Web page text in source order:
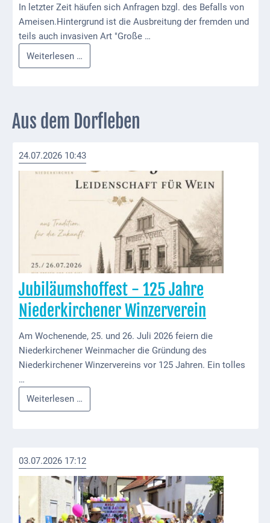
1816
Schulbilder
Datenschutz
und Events
Freizeit
Wandern/Nord.Walking
VG
Musikschule
und VHS
Wein &
Genuss
Fest um
Wein- &
Destillerien
In letzter Zeit häufen sich Anfragen bzgl. des Befalls von
Ameisen.Hintergrund ist die Ausbreitung der fremden und
teils auch invasiven Art "Große …
Weiterlesen …
zur
(Tapinoma
magnum)
Aus dem Dorfleben
24.07.2026 10:43
Jubiläumshoffest - 125 Jahre
Niederkirchener Winzerverein
Am Wochenende, 25. und 26. Juli 2026 feiern die
Niederkirchener Weinmacher die Gründung des
Niederkirchener Winzervereins vor 125 Jahren. Ein tolles
…
Weiterlesen …
-
Niederkirchener
Winzerverein
03.07.2026 17:12